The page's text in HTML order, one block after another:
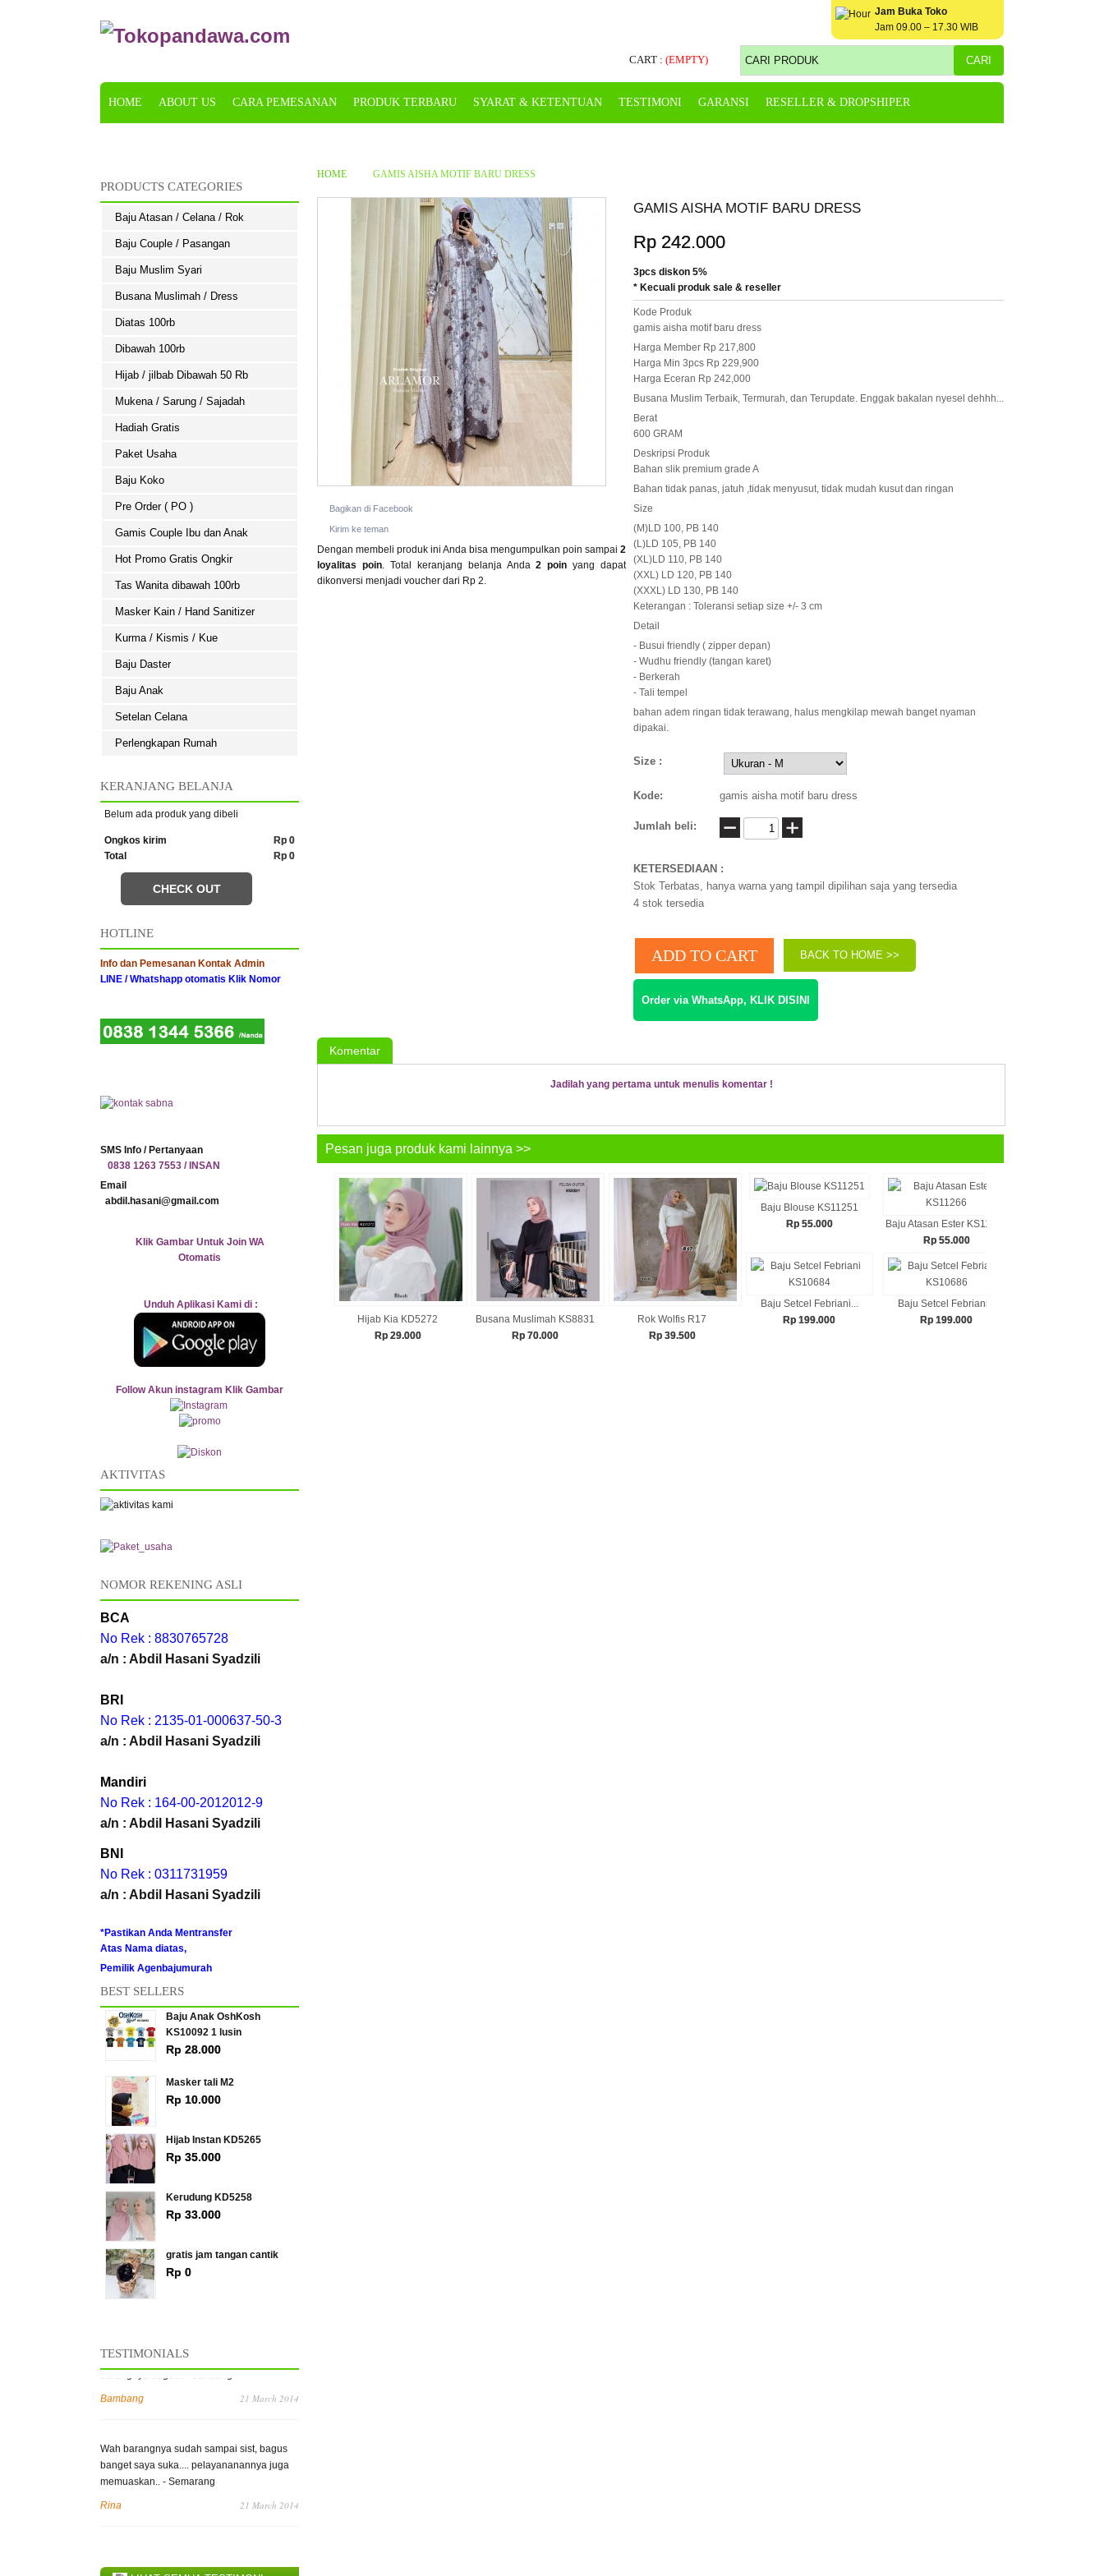
CART : (EMPTY)
Jam Buka Toko
Jam 09.00 – 17.30 WIB
HOME ABOUT US CARA PEMESANAN PRODUK TERBARU SYARAT & KETENTUAN TESTIMONI GARANSI RESELLER & DROPSHIPER
PRODUCTS CATEGORIES
Baju Atasan / Celana / Rok
Baju Couple / Pasangan
Baju Muslim Syari
Busana Muslimah / Dress
Diatas 100rb
Dibawah 100rb
Hijab / jilbab Dibawah 50 Rb
Mukena / Sarung / Sajadah
Hadiah Gratis
Paket Usaha
Baju Koko
Pre Order ( PO )
Gamis Couple Ibu dan Anak
Hot Promo Gratis Ongkir
Tas Wanita dibawah 100rb
Masker Kain / Hand Sanitizer
Kurma / Kismis / Kue
Baju Daster
Baju Anak
Setelan Celana
Perlengkapan Rumah
KERANJANG BELANJA
Belum ada produk yang dibeli
Rp 0
Ongkos kirim
Rp 0
Total
CHECK OUT
HOTLINE
Info dan Pemesanan Kontak Admin
LINE / Whatshapp otomatis Klik Nomor
SMS Info / Pertanyaan
0838 1263 7553 / INSAN
Email
abdil.hasani@gmail.com
Klik Gambar Untuk Join WA
Otomatis
Unduh Aplikasi Kami di :
Follow Akun instagram Klik Gambar
AKTIVITAS
NOMOR REKENING ASLI
BCA
No Rek : 8830765728
a/n : Abdil Hasani Syadzili
BRI
No Rek : 2135-01-000637-50-3
a/n : Abdil Hasani Syadzili
Mandiri
No Rek : 164-00-2012012-9
a/n : Abdil Hasani Syadzili
BNI
No Rek : 0311731959
a/n : Abdil Hasani Syadzili
*Pastikan Anda Mentransfer
Atas Nama diatas,
Pemilik Agenbajumurah
BEST SELLERS
Baju Anak OshKosh
KS10092 1 lusin
Rp 28.000
Masker tali M2
Rp 10.000
Hijab Instan KD5265
Rp 35.000
Kerudung KD5258
Rp 33.000
gratis jam tangan cantik
Rp 0
TESTIMONIALS
Bambang 21 March 2014
memuaskan.. - Semarang
21 March 2014
HOME GAMIS AISHA MOTIF BARU DRESS
Bagikan di Facebook
Kirim ke teman
Dengan membeli produk ini Anda bisa mengumpulkan poin sampai2
loyalitas poin. Total keranjang belanja Anda2 poin yang dapat
dikonversi menjadi voucher dari Rp 2.
GAMIS AISHA MOTIF BARU DRESS
Rp 242.000
3pcs diskon 5%
* Kecuali produk sale & reseller
Kode Produk
gamis aisha motif baru dress
Harga Member Rp 217,800
Harga Min 3pcs Rp 229,900
Harga Eceran Rp 242,000
Busana Muslim Terbaik, Termurah, dan Terupdate. Enggak bakalan nyesel dehhh...
Berat
600 GRAM
Deskripsi Produk
Bahan slik premium grade A
Bahan tidak panas, jatuh ,tidak menyusut, tidak mudah kusut dan ringan
Size
(M)LD 100, PB 140
(L)LD 105, PB 140
(XL)LD 110, PB 140
(XXL) LD 120, PB 140
(XXXL) LD 130, PB 140
Keterangan : Toleransi setiap size +/- 3 cm
Detail
- Busui friendly ( zipper depan)
- Wudhu friendly (tangan karet)
- Berkerah
- Tali tempel
bahan adem ringan tidak terawang, halus mengkilap mewah banget nyaman
dipakai.
Size :
Kode: gamis aisha motif baru dress
Jumlah beli:
KETERSEDIAAN :
Stok Terbatas, hanya warna yang tampil dipilihan saja yang tersedia
4 stok tersedia
BACK TO HOME >>
Order via WhatsApp, KLIK DISINI
Komentar
Jadilah yang pertama untuk menulis komentar !
Pesan juga produk kami lainnya >>
Hijab Kia KD5272
Rp 29.000
Busana Muslimah KS8831
Rp 70.000
Rok Wolfis R17
Rp 39.500
Baju Blouse KS11251
Rp 55.000
Baju Atasan Ester KS11266
Rp 55.000
Baju Setcel Febriani...
Rp 199.000
Baju Setcel Febriani...
Rp 199.000